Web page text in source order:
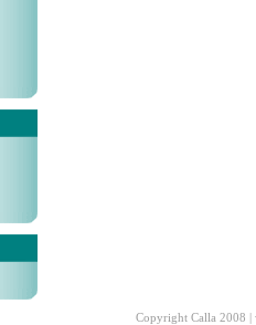
Copyright Calla 2008 |